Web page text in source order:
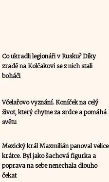
Co ukradli legionáři v Rusku? Díky
zradě na Kolčakovi se z nich stali
boháči
Včelařovo vyznání. Koníček na celý
život, který chytne za srdce a pomáhá
světu
Mexický král Maxmilián panoval velice
krátce. Byl jako šachová figurka a
poprava na sebe nenechala dlouho
čekat